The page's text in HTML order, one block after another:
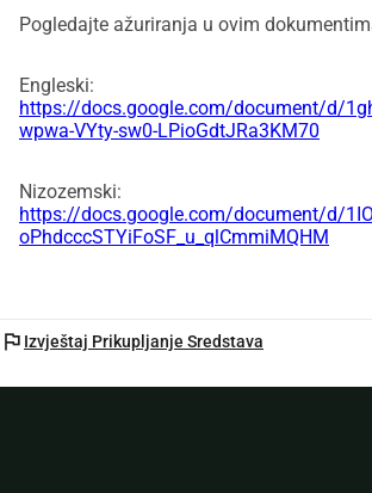
Pogledajte ažuriranja u ovim
Engleski:
https://docs.google.com/document/d/
wpwa-VYty-sw0-LPioGdtJRa3KM70
Nizozemski:
https://docs.google.com/document/d/
oPhdcccSTYiFoSF_u_qlCmmiMQHM
flag Izvještaj Prikupljanje Sredstava